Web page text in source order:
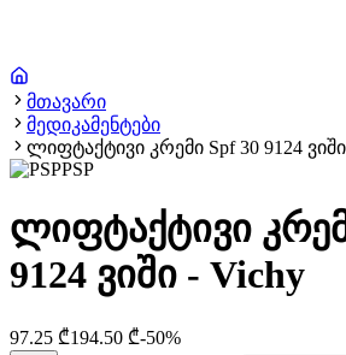
მთავარი
მედიკამენტები
ლიფტაქტივი კრემი Spf 30 9124
PSP
ლიფტაქტივი
9124 ვიში - Vichy
97.25 ₾194.50 ₾-50%